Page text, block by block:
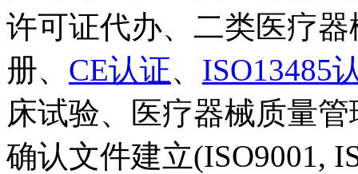
许可证代办、二类医疗
册、 CE认证、 ISO13485
床试验、医疗器械质量
确认文件建立(ISO9001,